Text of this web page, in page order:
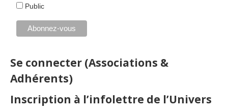
Public
Se connecter (Associations &
Adhérents)
Inscription à l’infolettre de l’Univers